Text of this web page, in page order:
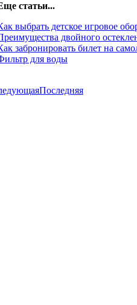
статьи...
выбрать детское игровое
двойного
забронировать билет на
для воды
Последняя